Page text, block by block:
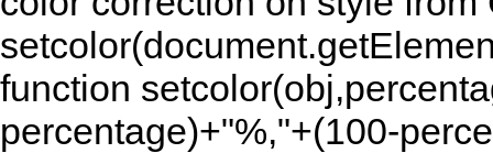
function
percentage)+"%,"+(100-